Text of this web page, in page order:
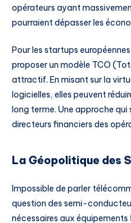
opérateurs ayant
pourraient dépasser les
Pour les startups
proposer un modèle TCO
attractif. En misant sur la
logicielles, elles peuvent
long terme. Une approche qui
directeurs financiers des
La Géopolitique des
Impossible de parler
question des semi-
nécessaires aux